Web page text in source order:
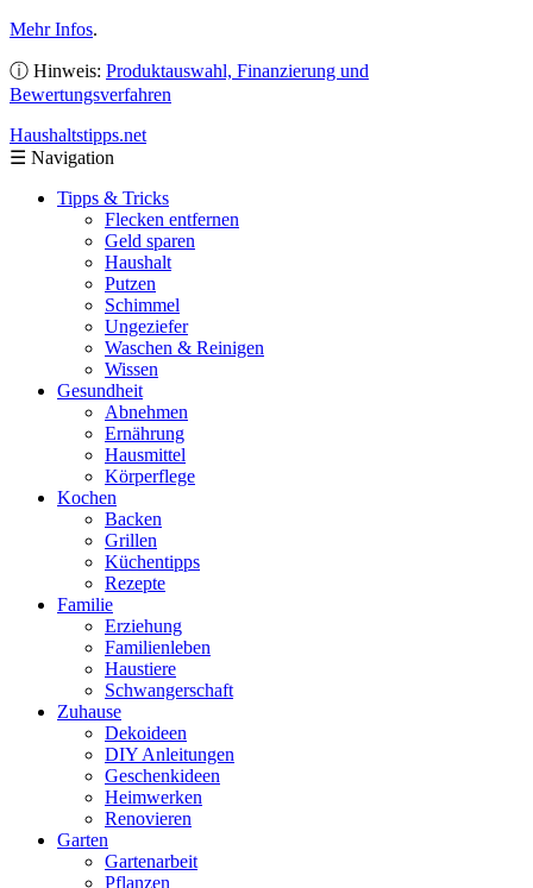
Mehr Infos.
ⓘ Hinweis: Produktauswahl, Finanzierung und
Bewertungsverfahren
Haushaltstipps.net
☰ Navigation
Tipps & Tricks
Flecken entfernen
Geld sparen
Haushalt
Putzen
Schimmel
Ungeziefer
Waschen & Reinigen
Wissen
Gesundheit
Abnehmen
Ernährung
Hausmittel
Körperflege
Kochen
Backen
Grillen
Küchentipps
Rezepte
Familie
Erziehung
Familienleben
Haustiere
Schwangerschaft
Zuhause
Dekoideen
DIY Anleitungen
Geschenkideen
Heimwerken
Renovieren
Garten
Gartenarbeit
Pflanzen